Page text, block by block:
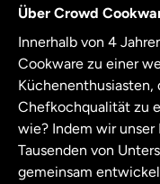
Über Crowd
Innerhalb von 4
Cookware zu einer
Küchenenthusiasten,
Chefkochqualität zu
wie? Indem wir unser
Tausenden von
gemeinsam